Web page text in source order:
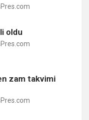
oldu
zam takvimi